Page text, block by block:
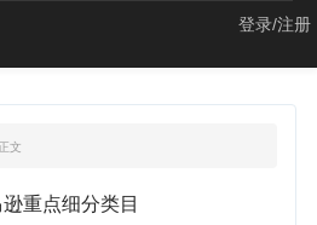
登录/注册
文
重点细分类目